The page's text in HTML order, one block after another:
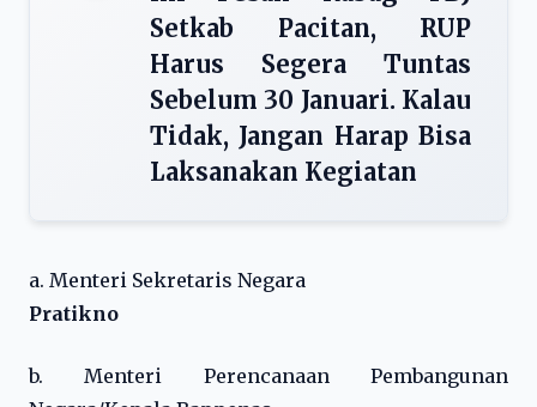
Setkab Pacitan, RUP
Harus Segera Tuntas
Sebelum 30 Januari. Kalau
Tidak, Jangan Harap Bisa
Laksanakan Kegiatan
a. Menteri Sekretaris Negara
Pratikno
b. Menteri Perencanaan Pembangunan